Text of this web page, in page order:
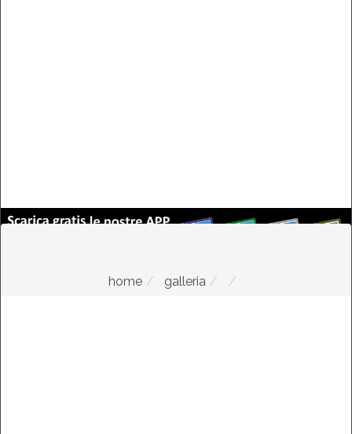
home galleria